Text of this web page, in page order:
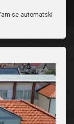
se automatski